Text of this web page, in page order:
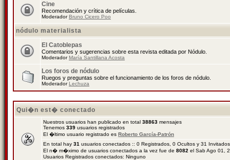
Cine
Recomendación y crítica de películas.
ModeradorBruno Cicero Poo
nódulo materialista
El Catoblepas
Comentarios y sugerencias sobre esta revista editada por Nódulo.
ModeradorMaría Santillana Acosta
Los foros de nódulo
Ruegos y preguntas sobre el funcionamiento de los foros de nódulo.
ModeradorLechuza
Qui�n est� conectado
Nuestros usuarios han publicado en total 38863 mensajes
Tenemos 339 usuarios registrados
El �ltimo usuario registrado es Roberto García-Patrón
En total hay 31 usuarios conectados :: 0 Registrados, 0 Ocultos y 31
El n� m�ximo de usuarios conectados a la vez fue de 8082 el Sab Ago 01,
Usuarios Registrados conectados: Ninguno